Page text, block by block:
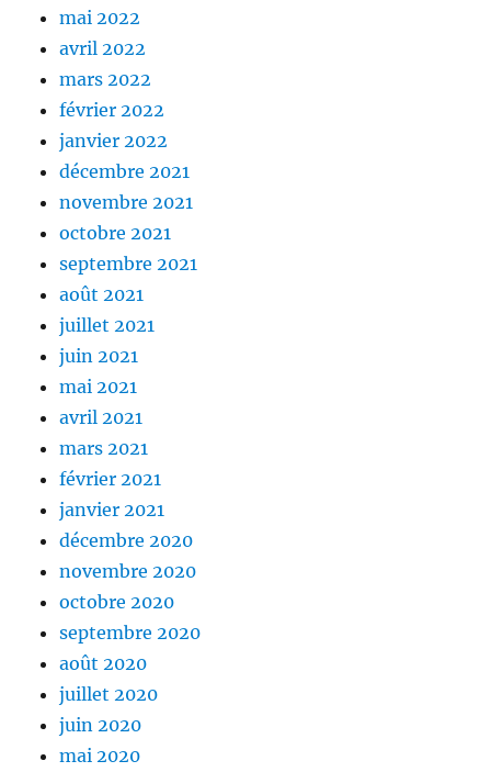
mai 2022
avril 2022
mars 2022
février 2022
janvier 2022
décembre 2021
novembre 2021
octobre 2021
septembre 2021
août 2021
juillet 2021
juin 2021
mai 2021
avril 2021
mars 2021
février 2021
janvier 2021
décembre 2020
novembre 2020
octobre 2020
septembre 2020
août 2020
juillet 2020
juin 2020
mai 2020